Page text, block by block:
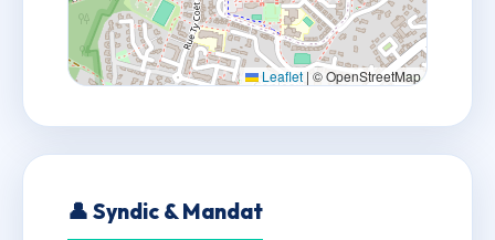
Leaflet | © OpenStreetMap
👤 Syndic & Mandat